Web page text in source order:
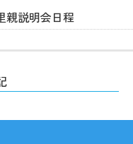
親説明会日程